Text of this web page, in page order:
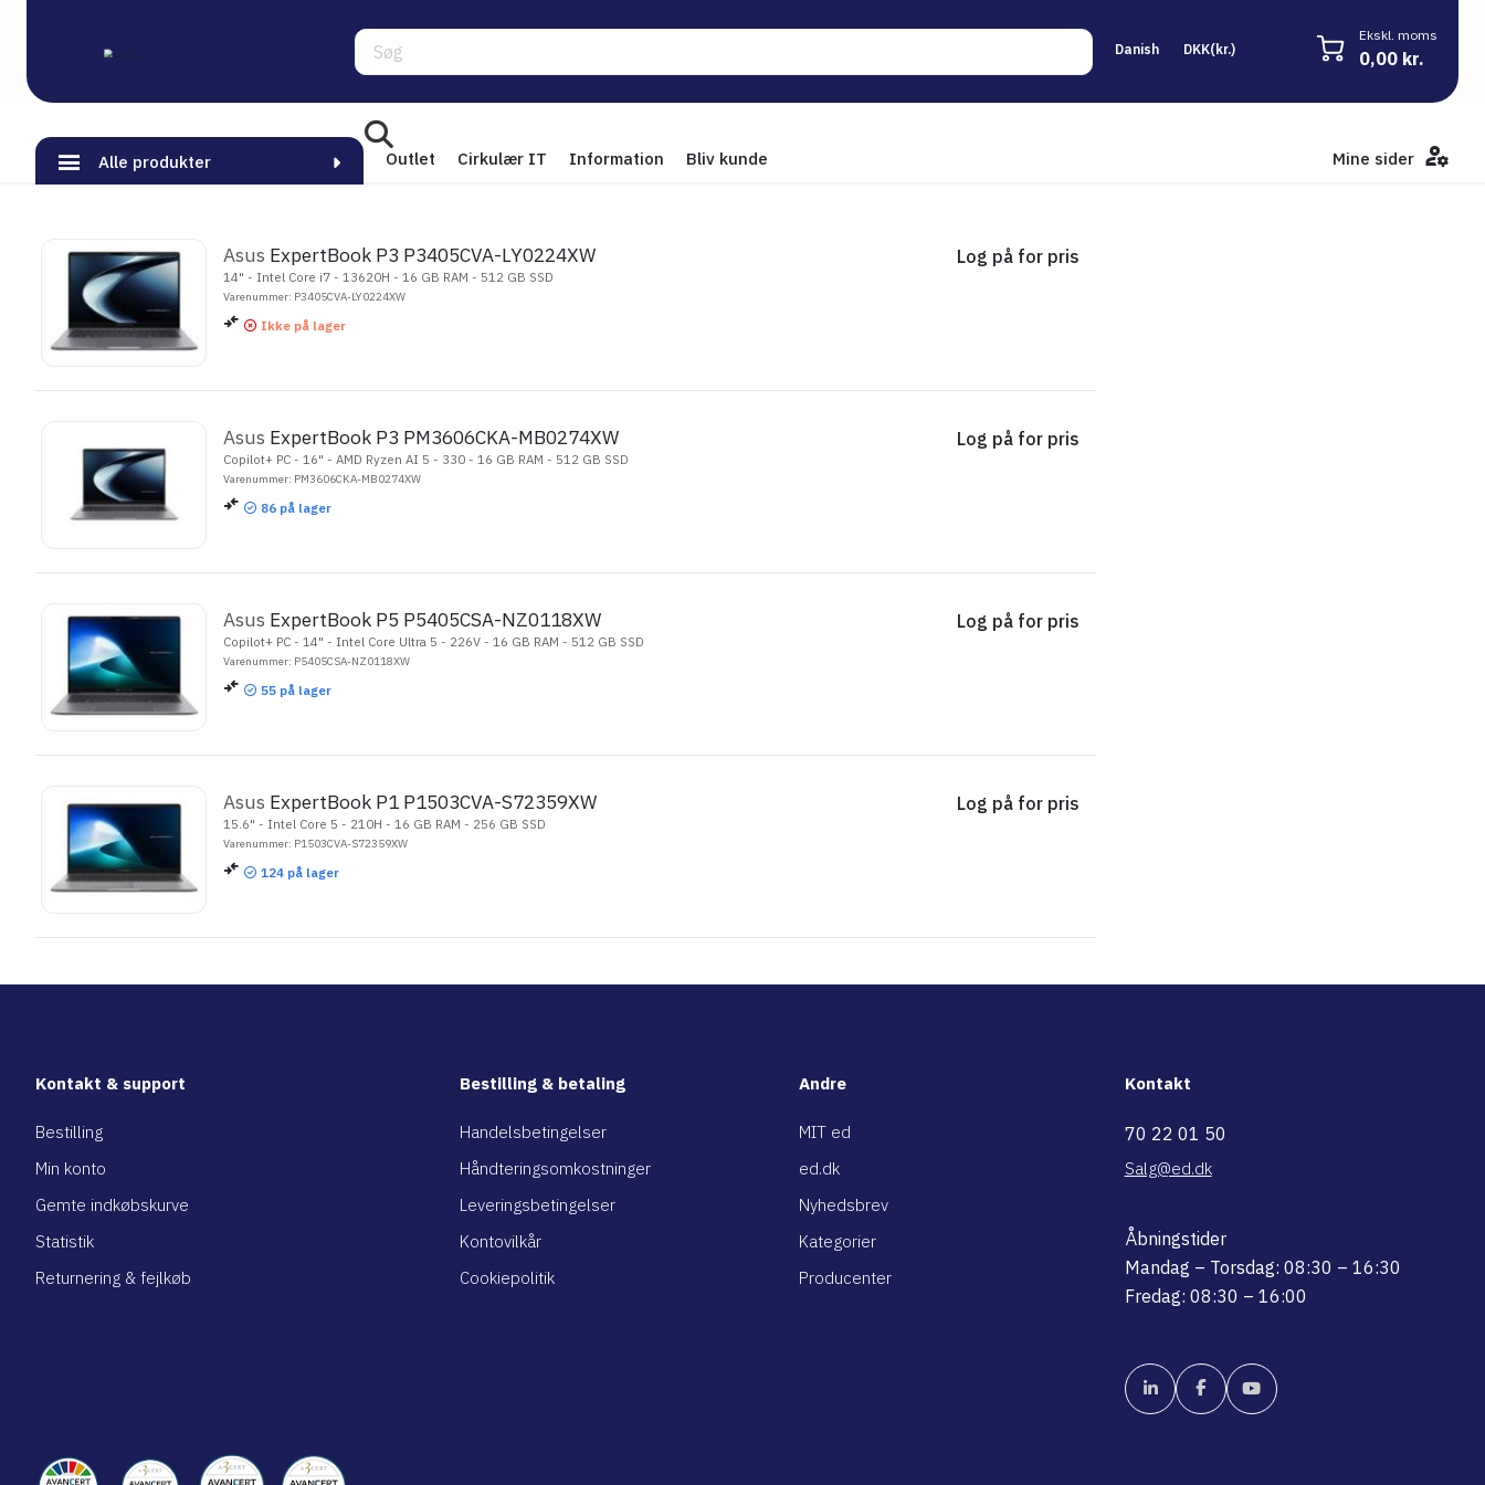
0,00 kr.
Ekskl. moms
Søg
Alle produkter Outlet Cirkulær IT Information Bliv kunde Mine sider
Asus ExpertBook P3 P3405CVA-LY0224XW
14" - Intel Core i7 - 13620H - 16 GB RAM - 512 GB SSD
Varenummer: P3405CVA-LY0224XW
Ikke på lager
Log på for pris
Asus ExpertBook P3 PM3606CKA-MB0274XW
Copilot+ PC - 16" - AMD Ryzen AI 5 - 330 - 16 GB RAM - 512 GB SSD
Varenummer: PM3606CKA-MB0274XW
86 på lager
Log på for pris
Asus ExpertBook P5 P5405CSA-NZ0118XW
Copilot+ PC - 14" - Intel Core Ultra 5 - 226V - 16 GB RAM - 512 GB SSD
Varenummer: P5405CSA-NZ0118XW
55 på lager
Log på for pris
Asus ExpertBook P1 P1503CVA-S72359XW
15.6" - Intel Core 5 - 210H - 16 GB RAM - 256 GB SSD
Varenummer: P1503CVA-S72359XW
124 på lager
Log på for pris
Kontakt & support
Bestilling
Min konto
Gemte indkøbskurve
Statistik
Returnering & fejlkøb
Bestilling & betaling
Handelsbetingelser
Håndteringsomkostninger
Leveringsbetingelser
Kontovilkår
Cookiepolitik
Andre
MIT ed
ed.dk
Nyhedsbrev
Kategorier
Producenter
Kontakt
70 22 01 50
Salg@ed.dk
Åbningstider
Mandag – Torsdag: 08:30 – 16:30
Fredag: 08:30 – 16:00